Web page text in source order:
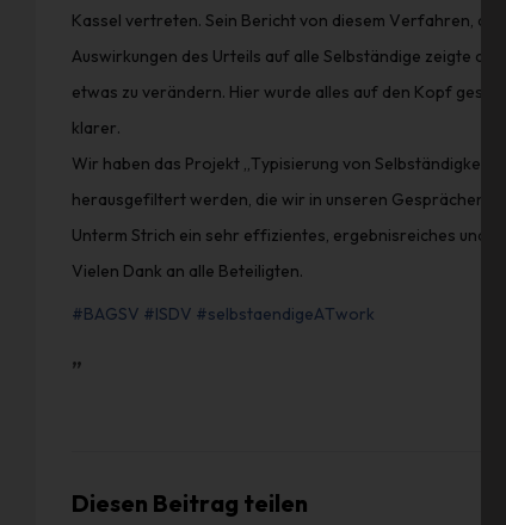
Kassel vertreten. Sein Bericht von diesem Verfahren,
Auswirkungen des Urteils auf alle Selbständige zeigte
etwas zu verändern. Hier wurde alles auf den Kopf
klarer.
Wir haben das Projekt „Typisierung von Selbständigkeit“
herausgefiltert werden, die wir in unseren Gesprächen
Unterm Strich ein sehr effizientes, ergebnisreiches und
Vielen Dank an alle Beteiligten.
#BAGSV #ISDV #selbstaendigeATwork
„
Diesen Beitrag teilen